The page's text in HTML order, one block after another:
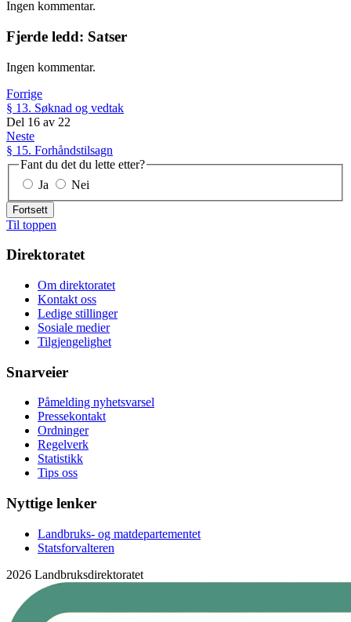
Ingen kommentar.
Fjerde ledd: Satser
Ingen kommentar.
Forrige
§ 13. Søknad og vedtak
Del 16 av 22
Neste
§ 15. Forhåndstilsagn
Fant du det du lette etter?
Ja
Nei
Fortsett
Til toppen
Direktoratet
Om direktoratet
Kontakt oss
Ledige stillinger
Sosiale medier
Tilgjengelighet
Snarveier
Påmelding nyhetsvarsel
Pressekontakt
Ordninger
Regelverk
Statistikk
Tips oss
Nyttige lenker
Landbruks- og matdepartementet
Statsforvalteren
2026 Landbruksdirektoratet